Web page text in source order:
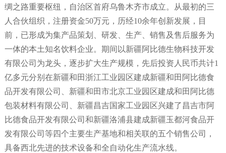
绸之路重要枢纽，自治区首府乌鲁木齐市成立。从最初的三
人合伙组织，注册资金50万元，历经10余年创新发展，目
前，已形成为集产品策划、研发、生产、销售及售后服务为
一体的本土知名饮料企业。期间以新疆阿比德生物科技开发
有限公司为龙头，逐步扩大生产规模，先后投资人民币共计1
亿多元分别 在新疆和田浙江工业园区建成新疆和田阿比德食
品开发有限公司、新疆和田市北京工业园区建成和田阿比德
包装材料有限公司、新疆昌吉国家工业园区兴建了昌吉市阿
比德食品开发有限公司和新疆洛浦县建成新疆玉都河食品开
发有限公司等四个主要生产基地和相关联的五个销售公司，
具备西北先进的技术设备和全自动化生产流水线。